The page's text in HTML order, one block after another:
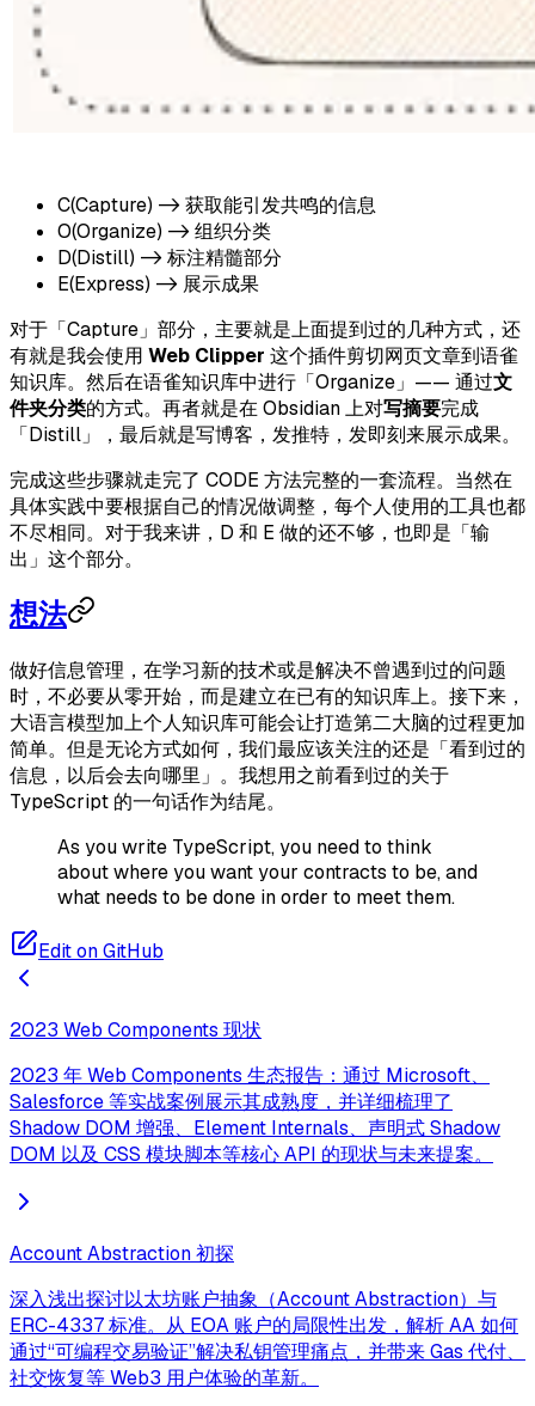
C(Capture) -> 获取能引发共鸣的信息
O(Organize) -> 组织分类
D(Distill) -> 标注精髓部分
E(Express) -> 展示成果
对于「Capture」部分，主要就是上面提到过的几种方式，还
有就是我会使用 Web Clipper 这个插件剪切网页文章到语雀
知识库。然后在语雀知识库中进行「Organize」—— 通过文
件夹分类的方式。再者就是在 Obsidian 上对写摘要完成
「Distill」，最后就是写博客，发推特，发即刻来展示成果。
完成这些步骤就走完了 CODE 方法完整的一套流程。当然在
具体实践中要根据自己的情况做调整，每个人使用的工具也都
不尽相同。对于我来讲，D 和 E 做的还不够，也即是「输
出」这个部分。
想法
做好信息管理，在学习新的技术或是解决不曾遇到过的问题
时，不必要从零开始，而是建立在已有的知识库上。接下来，
大语言模型加上个人知识库可能会让打造第二大脑的过程更加
简单。但是无论方式如何，我们最应该关注的还是「看到过的
信息，以后会去向哪里」。我想用之前看到过的关于
TypeScript 的一句话作为结尾。
As you write TypeScript, you need to think
about where you want your contracts to be, and
what needs to be done in order to meet them.
Edit on GitHub
2023 Web Components 现状
2023 年 Web Components 生态报告：通过 Microsoft、
Salesforce 等实战案例展示其成熟度，并详细梳理了
Shadow DOM 增强、Element Internals、声明式 Shadow
DOM 以及 CSS 模块脚本等核心 API 的现状与未来提案。
Account Abstraction 初探
深入浅出探讨以太坊账户抽象（Account Abstraction）与
ERC-4337 标准。从 EOA 账户的局限性出发，解析 AA 如何
通过“可编程交易验证”解决私钥管理痛点，并带来 Gas 代付、
社交恢复等 Web3 用户体验的革新。